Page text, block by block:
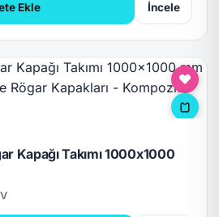
Ekle İncele
Kapağı Takımı 1000x1000